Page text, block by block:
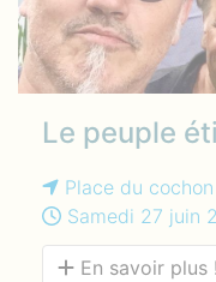
Le peuple
Place du
Samedi 27 juin
En savoir plus !